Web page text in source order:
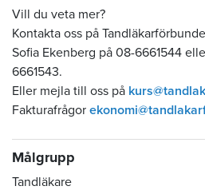
Vill du veta mer?
Kontakta oss på
Sofia Ekenberg på 08-6661544
6661543.
Eller mejla till oss på
Fakturafrågor
Målgrupp
Tandläkare